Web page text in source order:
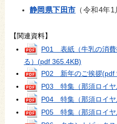
静岡県下田市 （令和4年1
【関連資料】
P01 表紙（牛乳の消費
る） (pdf 365.4KB)
P02 新年のご挨拶(pdf
P03 特集（那須ロイヤ
P04 特集（那須ロイヤ
P05 特集（那須ロイヤ